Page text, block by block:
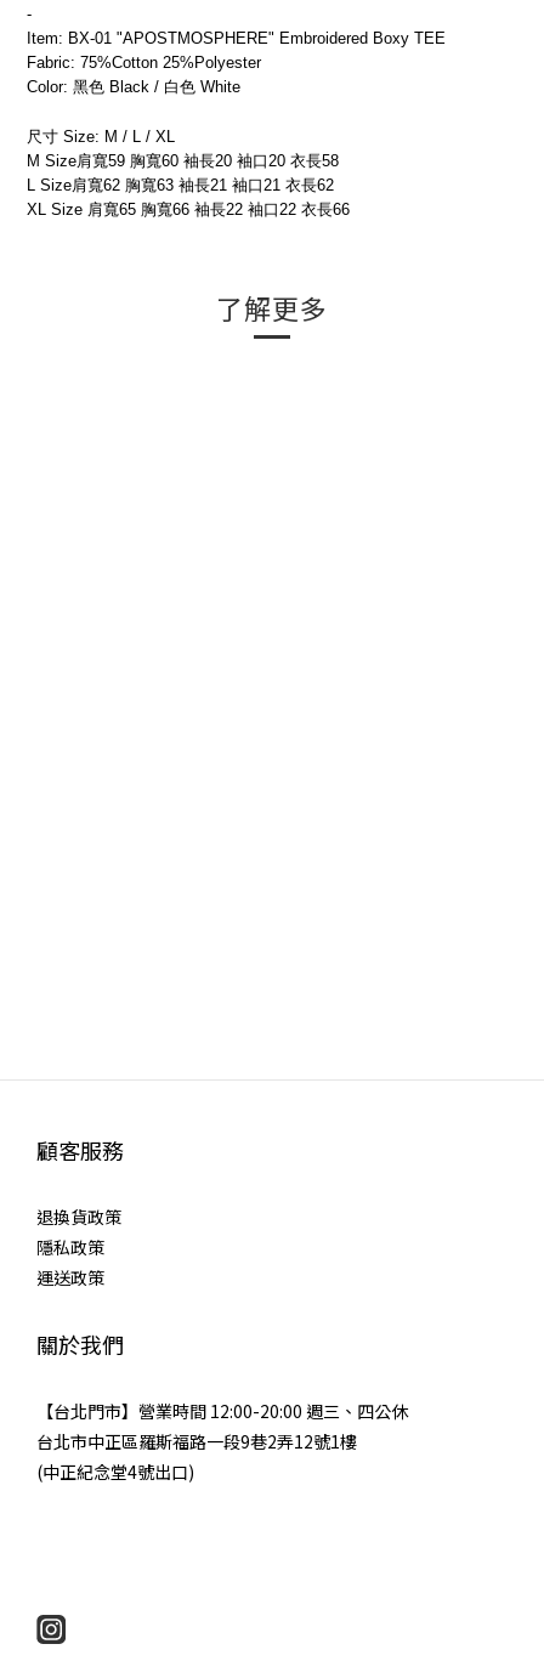
-
Item: BX-01 "APOSTMOSPHERE" Embroidered Boxy TEE
Fabric: 75%Cotton 25%Polyester
Color: 黑色 Black / 白色 White
尺寸 Size: M / L / XL
M Size肩寬59 胸寬60 袖長20 袖口20 衣長58
L Size肩寬62 胸寬63 袖長21 袖口21 衣長62
XL Size 肩寬65 胸寬66 袖長22 袖口22 衣長66
了解更多
顧客服務
退換貨政策
隱私政策
運送政策
關於我們
【台北門市】營業時間 12:00-20:00 週三、四公休
台北市中正區羅斯福路一段9巷2弄12號1樓
(中正紀念堂4號出口)